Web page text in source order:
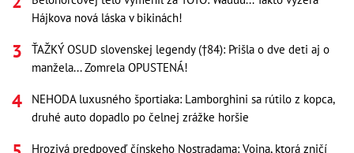
Hájkova nová láska v bikinách!
ŤAŽKÝ OSUD slovenskej legendy (†84): Prišla o dve deti aj o
manžela... Zomrela OPUSTENÁ!
NEHODA luxusného športiaka: Lamborghini sa rútilo z kopca,
druhé auto dopadlo po čelnej zrážke horšie
Hrozivá predpoveď čínskeho Nostradama: Vojna, ktorá zničí